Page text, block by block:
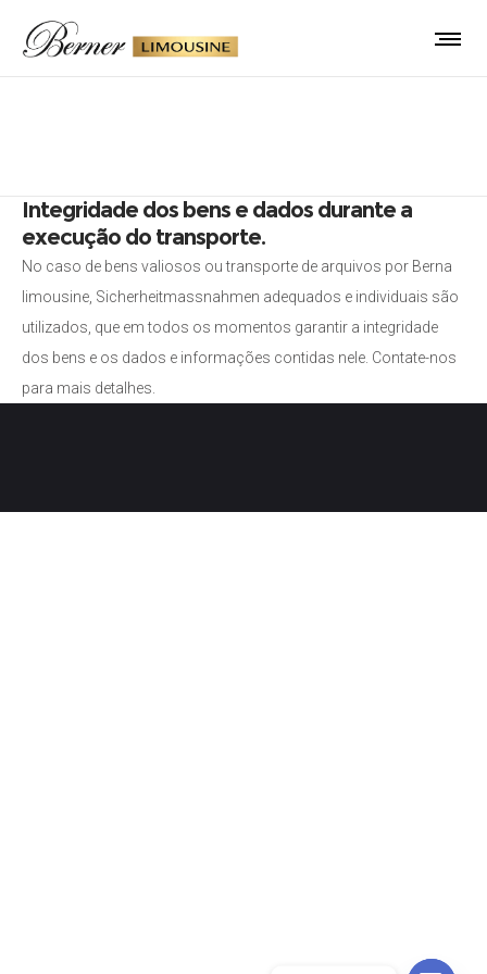
Integridade dos bens e dados durante a
execução do transporte.
No caso de bens valiosos ou transporte de arquivos por Berna
limousine, Sicherheitmassnahmen adequados e individuais são
utilizados, que em todos os momentos garantir a integridade
dos bens e os dados e informações contidas nele. Contate-nos
para mais detalhes.